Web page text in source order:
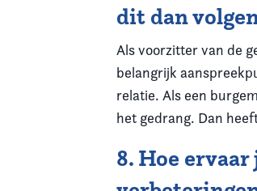
dit dan
Als voorzitter van de
belangrijk
relatie. Als een
het gedrang. Dan
8. Hoe